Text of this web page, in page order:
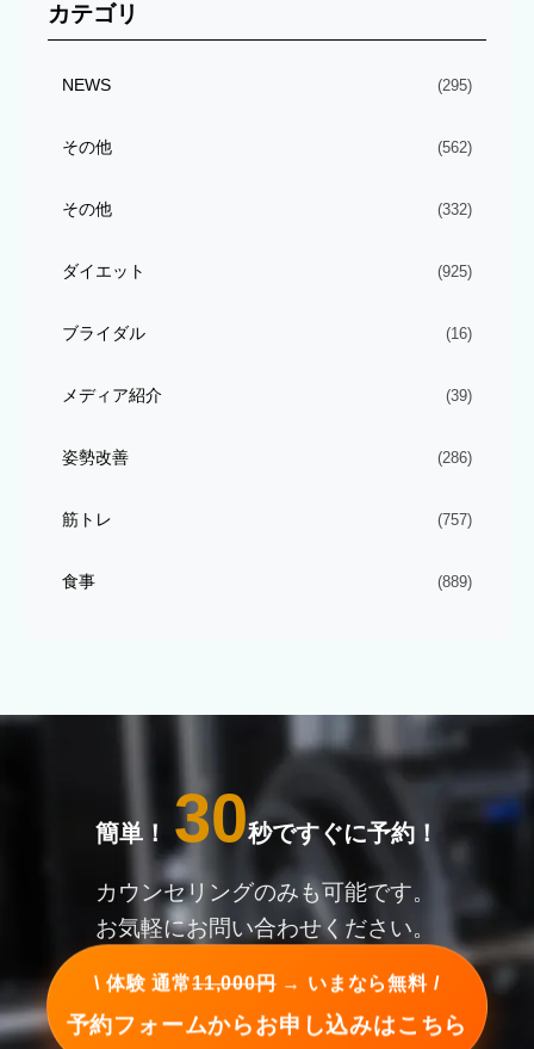
カテゴリ
NEWS (295)
その他 (562)
その他 (332)
ダイエット (925)
ブライダル (16)
メディア紹介 (39)
姿勢改善 (286)
筋トレ (757)
食事 (889)
簡単！ 30秒ですぐに予約！
カウンセリングのみも可能です。
お気軽にお問い合わせください。
\ 体験 通常11,000円→ いまなら無料 /
予約フォームからお申し込みはこちら